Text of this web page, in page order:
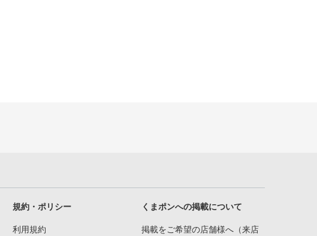
規約・ポリシー
利用規約
くまポンへの掲載について
掲載をご希望の店舗様へ（来店